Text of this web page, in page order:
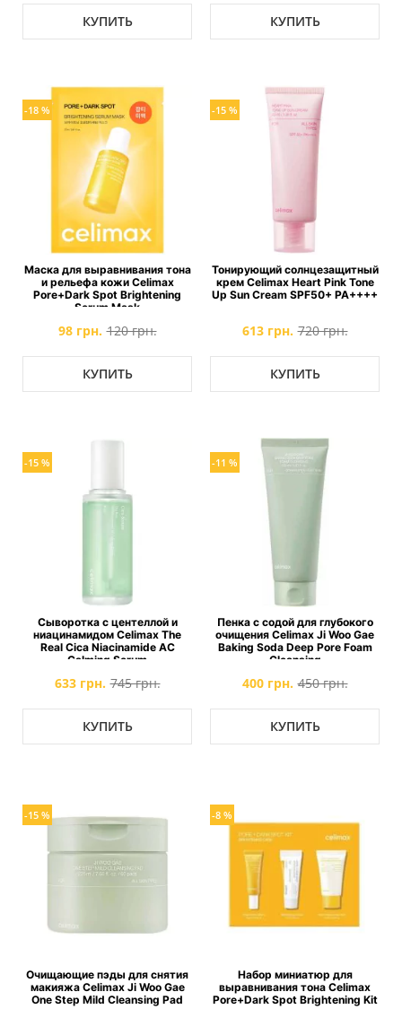
КУПИТЬ КУПИТЬ
-18 %
Маска для выравнивания тона
и рельефа кожи Celimax
Pore+Dark Spot Brightening
Serum Mask
98 грн. 120 грн.
КУПИТЬ
-15 %
Тонирующий солнцезащитный
крем Celimax Heart Pink Tone
Up Sun Cream SPF50+ PA++++
613 грн. 720 грн.
КУПИТЬ
-15 %
Сыворотка с центеллой и
ниацинамидом Celimax The
Real Cica Niacinamide AC
Calming Serum
633 грн. 745 грн.
КУПИТЬ
-11 %
Пенка с содой для глубокого
очищения Celimax Ji Woo Gae
Baking Soda Deep Pore Foam
Cleansing
400 грн. 450 грн.
КУПИТЬ
-15 %
Очищающие пэды для снятия
макияжа Celimax Ji Woo Gae
One Step Mild Cleansing Pad
-8 %
Набор миниатюр для
выравнивания тона Celimax
Pore+Dark Spot Brightening Kit